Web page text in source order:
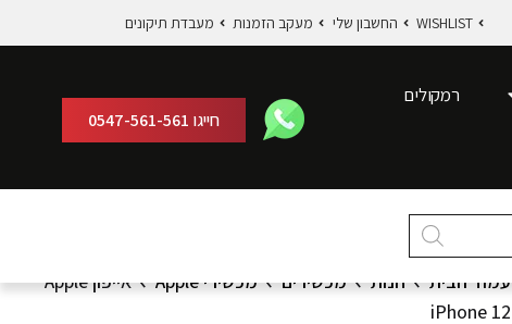
WISHLIST החשבון שלי מעקב הזמנות מעבדת תיקונים
רמקולים
חייגו 0547-561-561
עמוד הבית חנות מכשירים מכשירי Apple
אייפון Apple
iPhone 12